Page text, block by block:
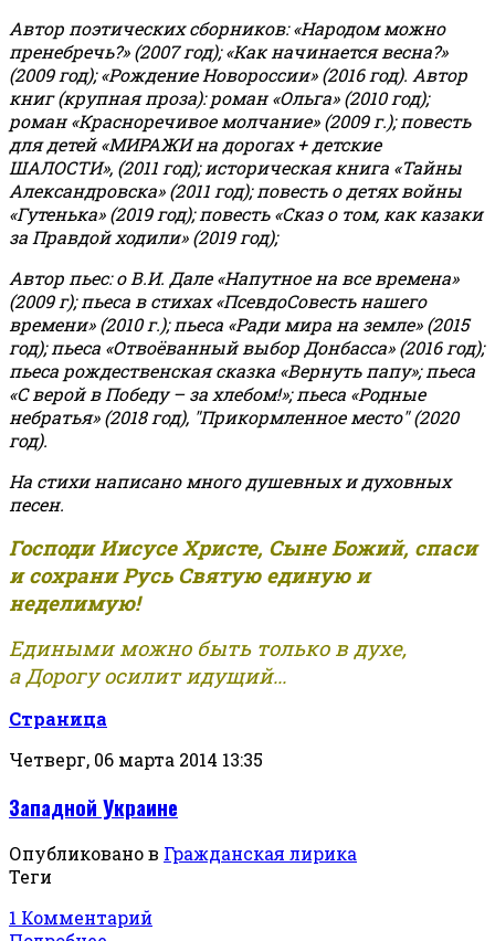
Автор поэтических сборников: «Народом можно
пренебречь?» (2007 год); «Как начинается весна?»
(2009 год); «Рождение Новороссии» (2016 год). Автор
книг (крупная проза): роман «Ольга» (2010 год);
роман «Красноречивое молчание» (2009 г.); повесть
для детей «МИРАЖИ на дорогах + детские
ШАЛОСТИ», (2011 год); историческая книга «Тайны
Александровска» (2011 год); повесть о детях войны
«Гутенька» (2019 год); повесть «Сказ о том, как казаки
за Правдой ходили» (2019 год);
Автор пьес: о В.И. Дале «Напутное на все времена»
(2009 г); пьеса в стихах «ПсевдоСовесть нашего
времени» (2010 г.); пьеса «Ради мира на земле» (2015
год); пьеса «Отвоёванный выбор Донбасса» (2016 год);
пьеса рождественская сказка «Вернуть папу»; пьеса
«С верой в Победу – за хлебом!»;пьеса «Родные
небратья» (2018 год), "Прикормленное место" (2020
год).
На стихи написано много душевных и духовных
песен.
Господи Иисусе Христе, Сыне Божий, спаси
и сохрани Русь Святую единую и
неделимую!
Едиными можно быть только в духе,
а Дорогу осилит идущий...
Страница
Четверг, 06 марта 2014 13:35
Западной Украине
Опубликовано в Гражданская лирика
Теги
1 Комментарий